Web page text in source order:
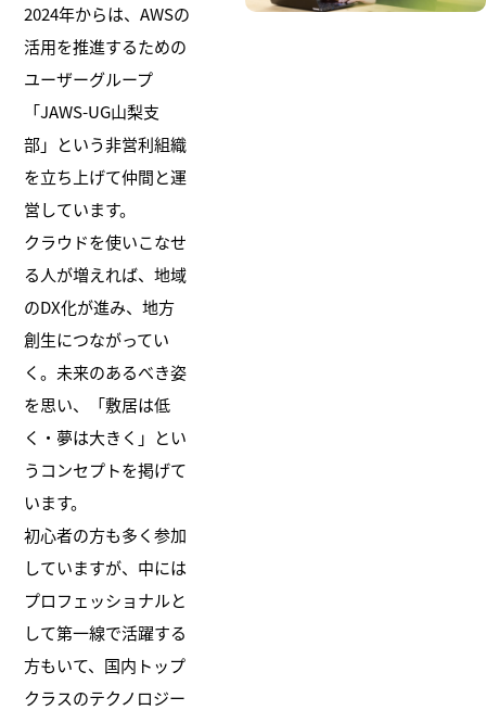
2024年からは、AWSの
活用を推進するための
ユーザーグループ
「JAWS-UG山梨支
部」という非営利組織
を立ち上げて仲間と運
営しています。
クラウドを使いこなせ
る人が増えれば、地域
のDX化が進み、地方
創生につながってい
く。未来のあるべき姿
を思い、「敷居は低
く・夢は大きく」とい
うコンセプトを掲げて
います。
初心者の方も多く参加
していますが、中には
プロフェッショナルと
して第一線で活躍する
方もいて、国内トップ
クラスのテクノロジー